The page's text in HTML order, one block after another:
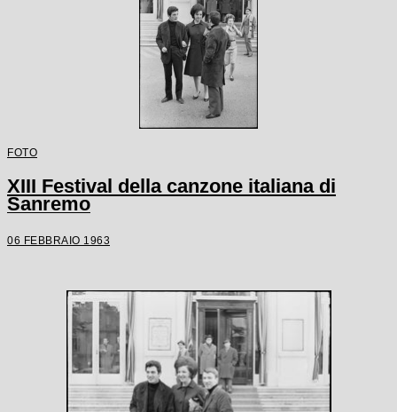
FOTO
XIII Festival della canzone italiana di
Sanremo
06 FEBBRAIO 1963